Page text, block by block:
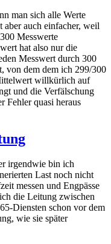
man sich alle Werte
aber auch einfacher, weil
Messwerte
hat also nur die
Messwert durch 300
von dem dem ich 299/300
willkürlich auf
und die Verfälschung
Fehler quasi heraus
irgendwie bin ich
Last noch nicht
messen und Engpässe
die Leitung zwischen
Diensten schon vor dem
wie sie später